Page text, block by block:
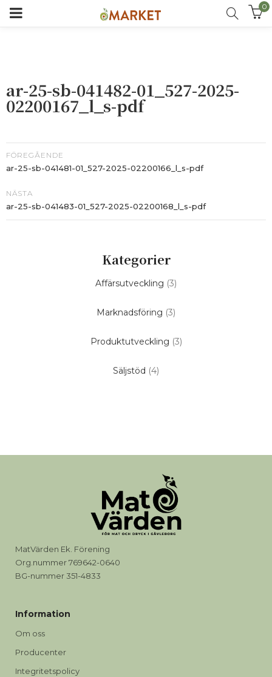
0
ar-25-sb-041482-01_527-2025-
02200167_l_s-pdf
FÖREGÅENDE
ar-25-sb-041481-01_527-2025-02200166_l_s-pdf
NÄSTA
ar-25-sb-041483-01_527-2025-02200168_l_s-pdf
Kategorier
Affärsutveckling (3)
Marknadsföring (3)
Produktutveckling (3)
Säljstöd (4)
MatVärden Ek. Förening
Org.nummer 769642-0640
BG-nummer 351-4833
Information
Om oss
Producenter
Integritetspolicy